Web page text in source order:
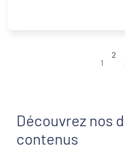
1
2
Découvrez nos
contenus